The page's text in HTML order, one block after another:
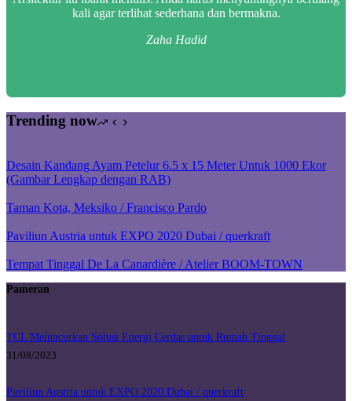
kali agar terlihat sederhana dan bermakna.
Zaha Hadid
Trending now
Desain Kandang Ayam Petelur 6.5 x 15 Meter Untuk 1000 Ekor
(Gambar Lengkap dengan RAB)
Taman Kota, Meksiko / Francisco Pardo
Paviliun Austria untuk EXPO 2020 Dubai / querkraft
Tempat Tinggal De La Canardière / Atelier BOOM-TOWN
Pameran
TCL Meluncurkan Solusi Energi Cerdas untuk Rumah Tinggal
31/08/2023
Paviliun Austria untuk EXPO 2020 Dubai / querkraft